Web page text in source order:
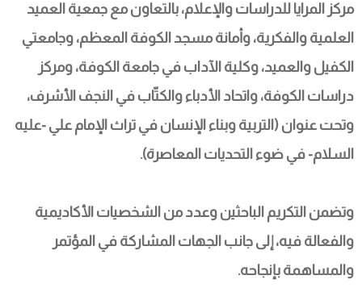
مركز المرايا للدراسات والإعلام، بالتعاون مع جمعية العميد
العلمية والفكرية، وأمانة مسجد الكوفة المعظم، وجامعتي
الكفيل والعميد، وكلية الآداب في جامعة الكوفة، ومركز
دراسات الكوفة، واتحاد الأدباء والكتّاب في النجف الأشرف،
وتحت عنوان (التربية وبناء الإنسان في تراث الإمام علي -عليه
السلام- في ضوء التحديات المعاصرة).
وتضمن التكريم الباحثين وعدد من الشخصيات الأكاديمية
والفعالة فيه، إلى جانب الجهات المشاركة في المؤتمر
والمساهمة بإنجاحه.